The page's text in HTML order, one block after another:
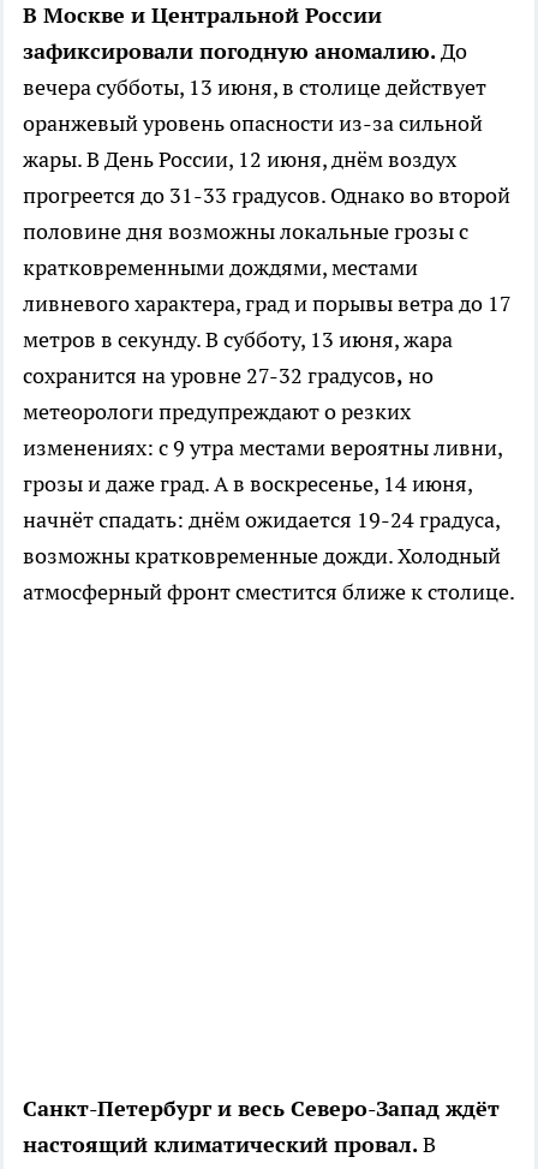
В Москве и Центральной России
зафиксировали погодную аномалию.До
вечера субботы, 13 июня, в столице действует
оранжевый уровень опасности из-за сильной
жары. В День России, 12 июня, днём воздух
прогреется до 31-33 градусов. Однако во второй
половине дня возможны локальные грозы с
кратковременными дождями, местами
ливневого характера, град и порывы ветра до 17
метров в секунду. В субботу, 13 июня, жара
сохранится на уровне 27-32 градусов, но
метеорологи предупреждают о резких
изменениях: с 9 утра местами вероятны ливни,
грозы и даже град. А в воскресенье, 14 июня,
начнёт спадать: днём ожидается 19-24 градуса,
возможны кратковременные дожди. Холодный
атмосферный фронт сместится ближе к столице.
Санкт-Петербург и весь Северо-Запад ждёт
настоящий климатический провал.В